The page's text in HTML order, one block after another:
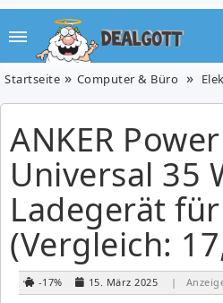
Startseite Computer & Büro
ANKER
Universal 35
Ladegerät
(Vergleich:
-17% 15. März 2025 |